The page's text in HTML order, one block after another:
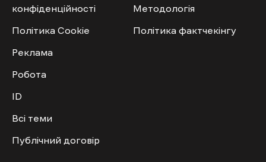
конфіденційності
Політика Cookie
Реклама
Робота
ID
Всі теми
Публічний договір
Методологія
Політика фактчекінгу